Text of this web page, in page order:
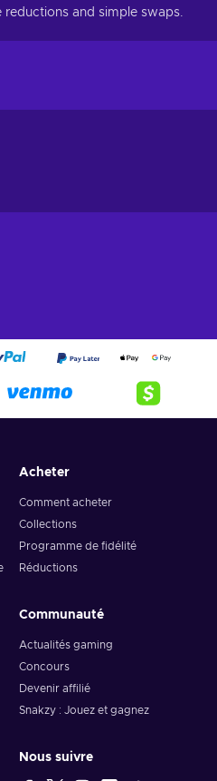
and simple swaps.
Acheter
Comment acheter
Collections
Programme de fidélité
Réductions
Communauté
Actualités gaming
Concours
Devenir affilié
Snakzy : Jouez et gagnez
Nous suivre